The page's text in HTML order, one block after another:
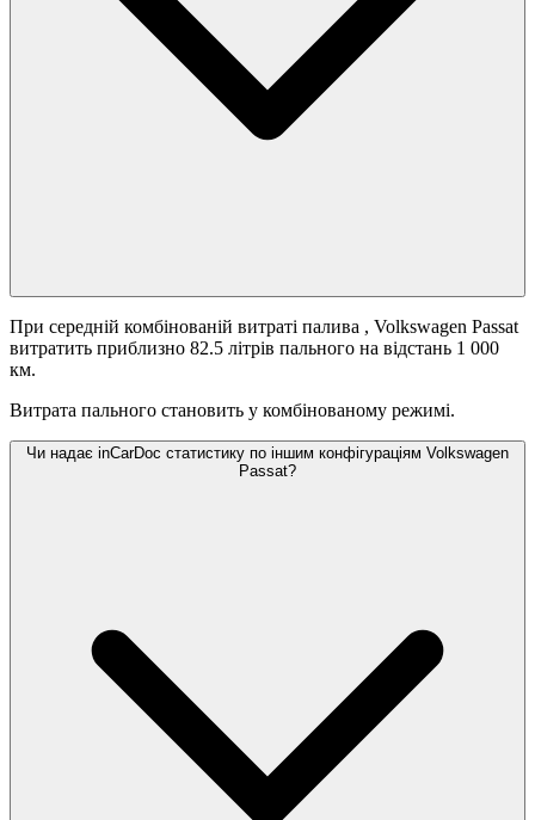
При середній комбінованій витраті палива , Volkswagen Passat
витратить приблизно 82.5 літрів пального на відстань 1 000
км.
Витрата пального становить у комбінованому режимі.
Чи надає inCarDoc статистику по іншим конфігураціям Volkswagen
Passat?